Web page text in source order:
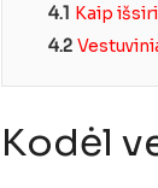
4.1 Kaip
4.2
Kodėl